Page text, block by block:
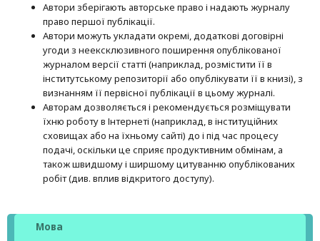
Автори зберігають авторське право і надають журналу
право першої публі­кації.
Автори можуть укладати окремі, додат­кові договірні
угоди з неексклюзив­ного поширення опублікованої
журналом версії статті (наприклад, розмістити її в
інститутському репозиторії або опубліку­вати її в книзі), з
визнанням її первісної публікації в цьому журналі.
Авторам дозволяється і рекомендується розміщувати
їхню роботу в Інтернеті (наприклад, в інституційних
сховищах або на їхньому сайті) до і під час процесу
подачі, оскільки це сприяє продуктивним обмінам, а
також швидшому і ширшому цитуванню опубліко­ва­них
робіт (див. вплив відкритого доступу).
Мова